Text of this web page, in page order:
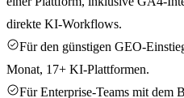
direkte KI-Workflows.
Für den günstigen GEO-
Monat, 17+ KI-Plattformen.
Für Enterprise-Teams mit dem